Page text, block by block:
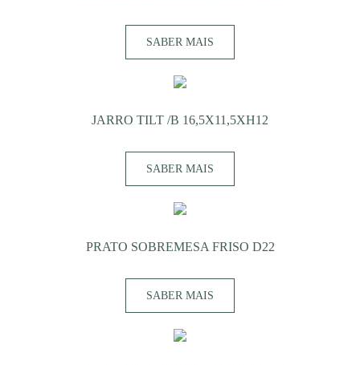
SABER MAIS
JARRO TILT /B 16,5X11,5XH12
SABER MAIS
PRATO SOBREMESA FRISO D22
SABER MAIS